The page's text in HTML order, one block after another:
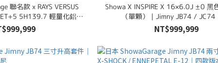
聯名款 x RAYS VERSUS
Gloss Black）
Showa X INSPIRE X 16×6.0J ±0 黑
（單顆）｜Jimny JB74 / JC74
NT$999,999